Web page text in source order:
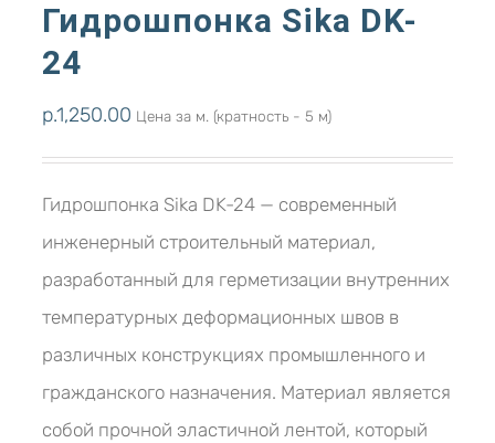
Гидрошпонка Sika DK-
24
р.1,250.00 Цена за м. (кратность - 5 м)
Гидрошпонка Sika DK-24 — современный
инженерный строительный материал,
разработанный для герметизации внутренних
температурных деформационных швов в
различных конструкциях промышленного и
гражданского назначения. Материал является
собой прочной эластичной лентой, который